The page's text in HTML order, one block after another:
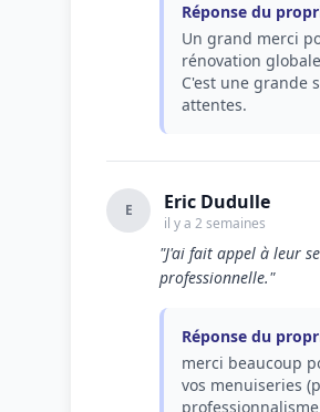
Réponse du
Un grand merci
rénovation
C'est une grande
attentes.
E Eric Dudulle
il y a 2 semaines
"J'ai fait appel à leur
professionnelle."
Réponse du
merci beaucoup
vos menuiseries